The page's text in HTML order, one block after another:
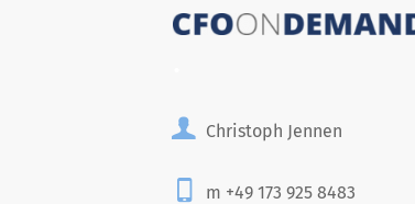
Christoph Jennen
m +49 173 925 8483